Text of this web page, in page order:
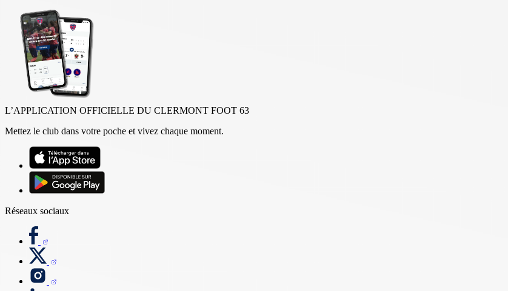
L’APPLICATION OFFICIELLE DU CLERMONT FOOT 63
Mettez le club dans votre poche et vivez chaque moment.
Réseaux sociaux